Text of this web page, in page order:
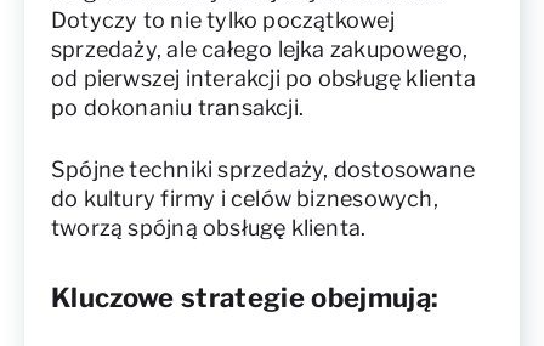
Dotyczy to nie tylko początkowej
sprzedaży, ale całego lejka zakupowego,
od pierwszej interakcji po obsługę klienta
po dokonaniu transakcji.
Spójne techniki sprzedaży, dostosowane
do kultury firmy i celów biznesowych,
tworzą spójną obsługę klienta.
Kluczowe strategie obejmują: